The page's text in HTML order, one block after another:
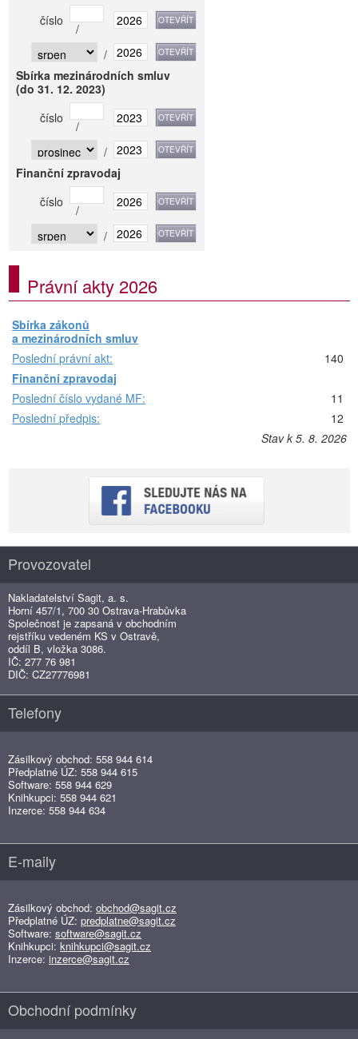
číslo
/
/
Sbírka mezinárodních smluv
(do 31. 12. 2023)
číslo
/
/
Finanční zpravodaj
číslo
/
/
Právní akty 2026
Sbírka zákonů
a mezinárodních smluv
Poslední právní akt:
140
Finanční zpravodaj
Poslední číslo vydané MF:
11
Poslední předpis:
12
Stav k 5. 8. 2026
Provozovatel
Nakladatelství Sagit, a. s.
Horní 457/1, 700 30 Ostrava-Hrabůvka
Společnost je zapsaná v obchodním
rejstříku vedeném KS v Ostravě,
oddíl B, vložka 3086.
IČ: 277 76 981
DIČ: CZ27776981
Telefony
Zásilkový obchod: 558 944 614
Předplatné ÚZ: 558 944 615
Software: 558 944 629
Knihkupci: 558 944 621
Inzerce: 558 944 634
E-maily
Zásilkový obchod: obchod@sagit.cz
Předplatné ÚZ: predplatne@sagit.cz
Software: software@sagit.cz
Knihkupci: knihkupci@sagit.cz
Inzerce: inzerce@sagit.cz
Obchodní podmínky